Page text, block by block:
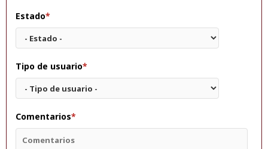
Estado*
Tipo de usuario*
Comentarios*